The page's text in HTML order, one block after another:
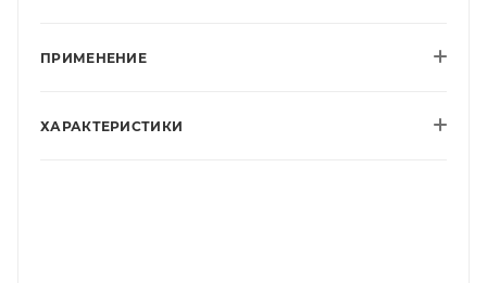
ПРИМЕНЕНИЕ
ХАРАКТЕРИСТИКИ